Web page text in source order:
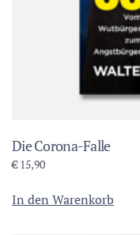
Die Corona-Falle
€15,90
In den Warenkorb